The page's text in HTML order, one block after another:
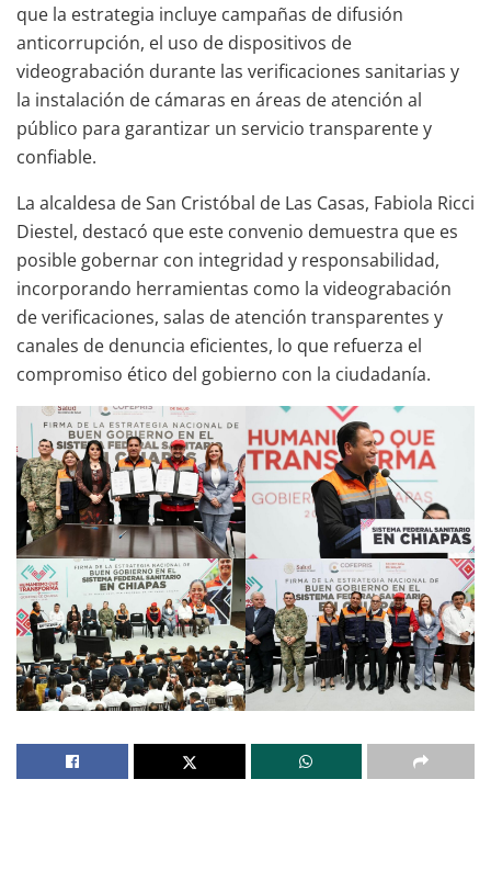
que la estrategia incluye campañas de difusión
anticorrupción, el uso de dispositivos de
videograbación durante las verificaciones sanitarias y
la instalación de cámaras en áreas de atención al
público para garantizar un servicio transparente y
confiable.
La alcaldesa de San Cristóbal de Las Casas, Fabiola Ricci
Diestel, destacó que este convenio demuestra que es
posible gobernar con integridad y responsabilidad,
incorporando herramientas como la videograbación
de verificaciones, salas de atención transparentes y
canales de denuncia eficientes, lo que refuerza el
compromiso ético del gobierno con la ciudadanía.